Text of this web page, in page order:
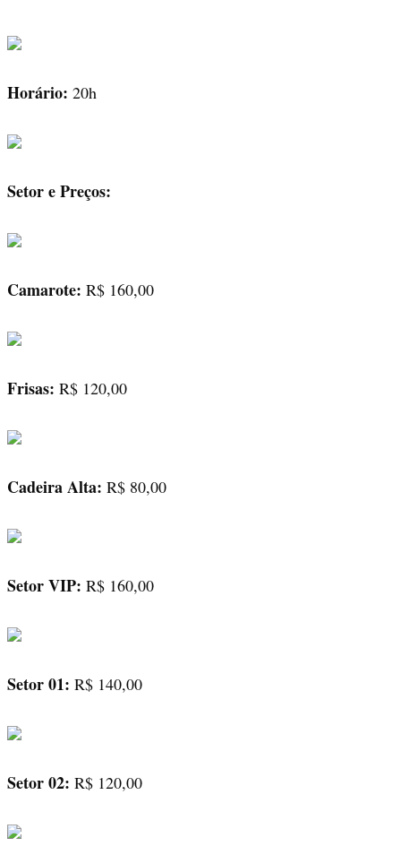
Horário: 20h
Setor e Preços:
Camarote: R$ 160,00
Frisas: R$ 120,00
Cadeira Alta: R$ 80,00
Setor VIP: R$ 160,00
Setor 01: R$ 140,00
Setor 02: R$ 120,00